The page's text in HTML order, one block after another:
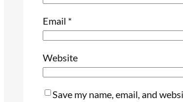
Email *
Website
Save my name, email, and